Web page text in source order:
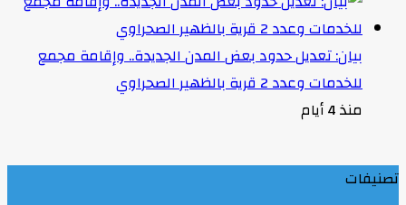
بيان: تعديل حدود بعض المدن الجديدة.. وإقامة مجمع
للخدمات وعدد 2 قرية بالظهير الصحراوي
منذ 4 أيام
تصنيفات